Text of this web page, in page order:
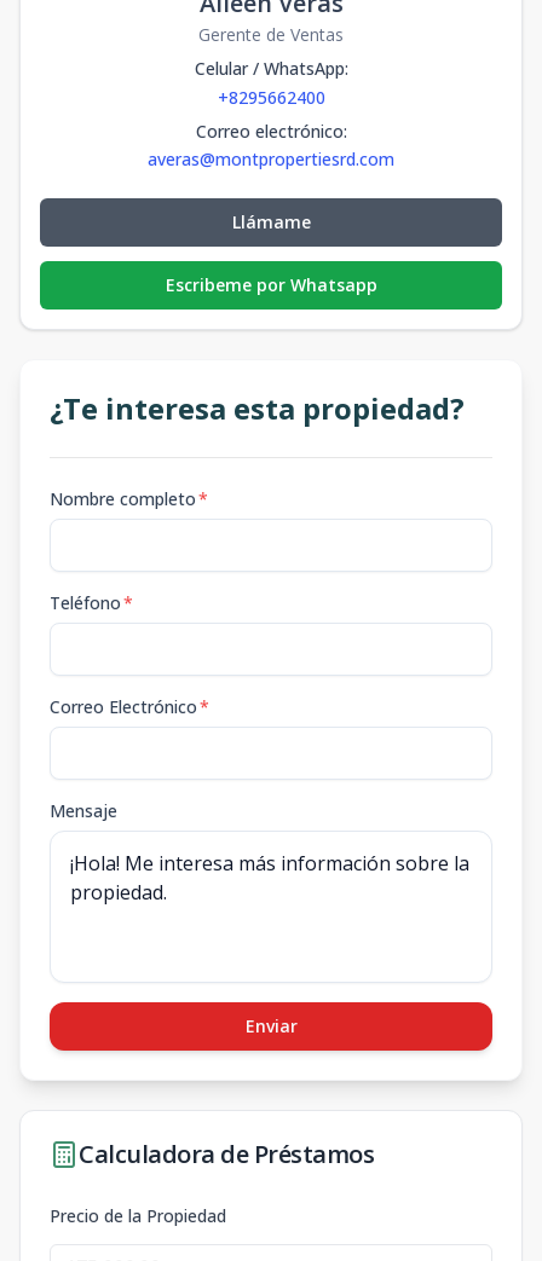
Gerente de Ventas
Celular / WhatsApp:
+8295662400
Correo electrónico:
averas@montpropertiesrd.com
Llámame
Escribeme por Whatsapp
¿Te interesa esta propiedad?
Nombre completo*
Teléfono*
Correo Electrónico*
Mensaje
Enviar
Calculadora de Préstamos
Precio de la Propiedad